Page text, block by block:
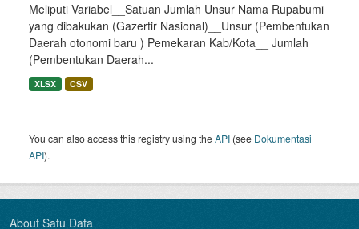
Meliputi Variabel__Satuan Jumlah Unsur Nama Rupabumi
yang dibakukan (Gazertir Nasional)__Unsur (Pembentukan
Daerah otonomi baru ) Pemekaran Kab/Kota__ Jumlah
(Pembentukan Daerah...
XLSX CSV
You can also access this registry using theAPI (see Dokumentasi
API).
About Satu Data